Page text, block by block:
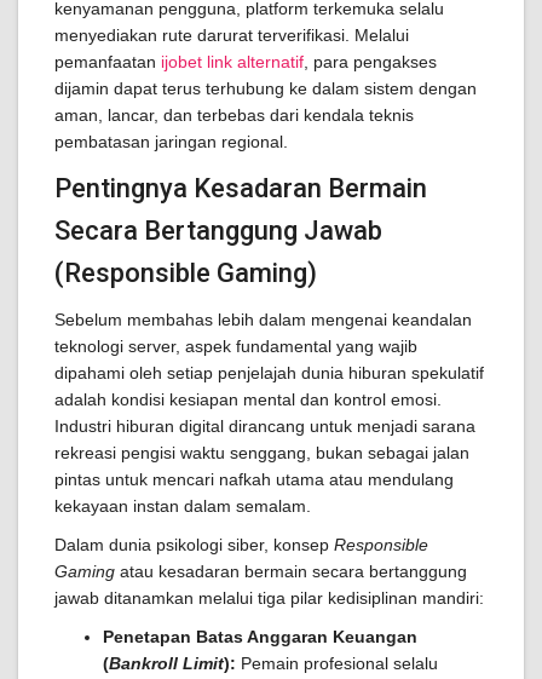
kenyamanan pengguna, platform terkemuka selalu
menyediakan rute darurat terverifikasi. Melalui
pemanfaatan ijobet link alternatif , para pengakses
dijamin dapat terus terhubung ke dalam sistem dengan
aman, lancar, dan terbebas dari kendala teknis
pembatasan jaringan regional.
Pentingnya Kesadaran Bermain
Secara Bertanggung Jawab
(Responsible Gaming)
Sebelum membahas lebih dalam mengenai keandalan
teknologi server, aspek fundamental yang wajib
dipahami oleh setiap penjelajah dunia hiburan spekulatif
adalah kondisi kesiapan mental dan kontrol emosi.
Industri hiburan digital dirancang untuk menjadi sarana
rekreasi pengisi waktu senggang, bukan sebagai jalan
pintas untuk mencari nafkah utama atau mendulang
kekayaan instan dalam semalam.
Dalam dunia psikologi siber, konsep Responsible
Gaming atau kesadaran bermain secara bertanggung
jawab ditanamkan melalui tiga pilar kedisiplinan mandiri:
Penetapan Batas Anggaran Keuangan
(Bankroll Limit): Pemain profesional selalu